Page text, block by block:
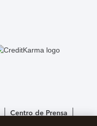
Centro de Prensa